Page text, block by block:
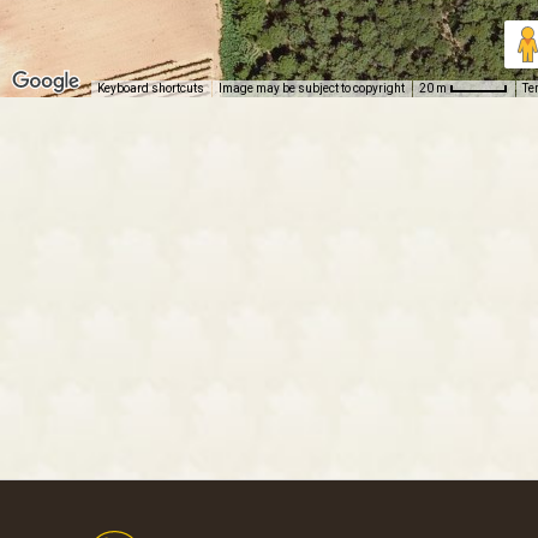
Keyboard shortcuts Image may be subject to copyright 20 m